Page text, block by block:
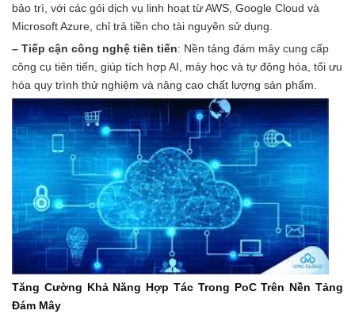
bảo trì, với các gói dịch vụ linh hoạt từ AWS, Google Cloud và
Microsoft Azure, chỉ trả tiền cho tài nguyên sử dụng.
– Tiếp cận công nghệ tiên tiến: Nền tảng đám mây cung cấp
công cụ tiên tiến, giúp tích hợp AI, máy học và tự động hóa, tối ưu
hóa quy trình thử nghiệm và nâng cao chất lượng sản phẩm.
Tăng Cường Khả Năng Hợp Tác Trong PoC Trên Nền Tảng
Đám Mây